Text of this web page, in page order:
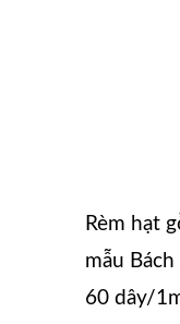
Rèm hạt
mẫu
60 dây/